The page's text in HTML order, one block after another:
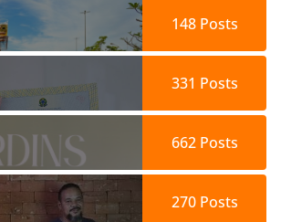
148Posts
331 Posts
662Posts
270Posts